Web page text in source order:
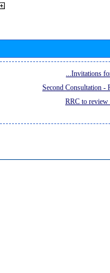
Invitations
Second Consultation -
RRC to review